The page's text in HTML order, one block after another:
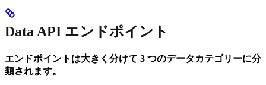
Data API エンドポイント
エンドポイントは大きく分けて 3 つのデータカテゴリーに分
類されます。